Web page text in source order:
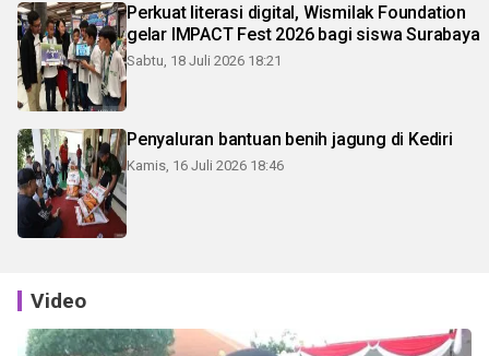
Perkuat literasi digital, Wismilak Foundation
gelar IMPACT Fest 2026 bagi siswa Surabaya
Sabtu, 18 Juli 2026 18:21
Penyaluran bantuan benih jagung di Kediri
Kamis, 16 Juli 2026 18:46
Video